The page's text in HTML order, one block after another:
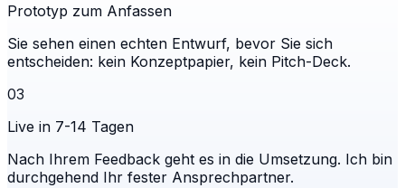
Prototyp zum Anfassen
Sie sehen einen echten Entwurf, bevor Sie sich
entscheiden: kein Konzeptpapier, kein Pitch-Deck.
03
Live in 7-14 Tagen
Nach Ihrem Feedback geht es in die Umsetzung. Ich bin
durchgehend Ihr fester Ansprechpartner.